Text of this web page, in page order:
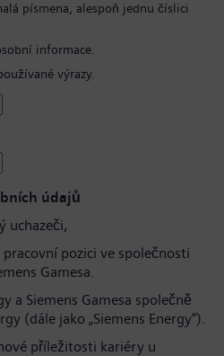
písmena, alespoň jednu číslici
informace.
výrazy.
údajů
uchazeči,
pozici ve společnosti
Gamesa.
a Siemens Gamesa společně
(dále jako „Siemens Energy“).
příležitosti kariéry u